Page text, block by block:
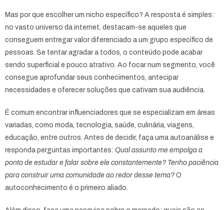
Mas por que escolher um nicho específico? A resposta é simples:
no vasto universo da internet, destacam-se aqueles que
conseguem entregar valor diferenciado a um grupo específico de
pessoas. Se tentar agradar a todos, o conteúdo pode acabar
sendo superficial e pouco atrativo. Ao focar num segmento, você
consegue aprofundar seus conhecimentos, antecipar
necessidades e oferecer soluções que cativam sua audiência.
É comum encontrar influenciadores que se especializam em áreas
variadas, como moda, tecnologia, saúde, culinária, viagens,
educação, entre outros. Antes de decidir, faça uma autoanálise e
responda perguntas importantes: Qual assunto me empolga a
ponto de estudar e falar sobre ele constantemente? Tenho paciência
para construir uma comunidade ao redor desse tema? O
autoconhecimento é o primeiro aliado.